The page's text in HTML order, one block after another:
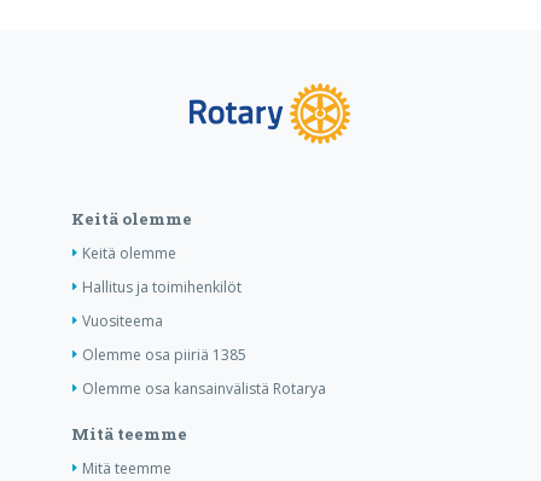
Keitä olemme
Keitä olemme
Hallitus ja toimihenkilöt
Vuositeema
Olemme osa piiriä 1385
Olemme osa kansainvälistä Rotarya
Mitä teemme
Mitä teemme